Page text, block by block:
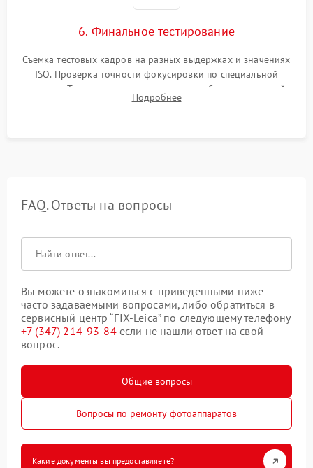
6. Финальное тестирование
Съемка тестовых кадров на разных выдержках и значениях
ISO. Проверка точности фокусировки по специальной
мишени. Тест записи на карту памяти, работы встроенной
вспышки, микрофона и всех кнопок управления.
Подробнее
FAQ. Ответы на вопросы
Вы можете ознакомиться с приведенными ниже
часто задаваемыми вопросами, либо обратиться в
сервисный центр “FIX-Leica” по следующему телефону
+7 (347) 214-93-84если не нашли ответ на свой
вопрос.
Общие вопросы
Вопросы по ремонту фотоаппаратов
Какие документы вы предоставляете?